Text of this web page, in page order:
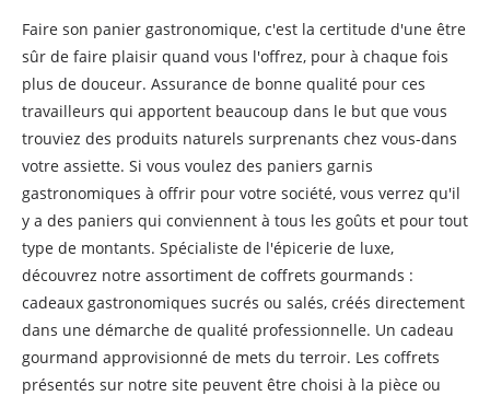
Faire son panier gastronomique, c'est la certitude d'une être
sûr de faire plaisir quand vous l'offrez, pour à chaque fois
plus de douceur. Assurance de bonne qualité pour ces
travailleurs qui apportent beaucoup dans le but que vous
trouviez des produits naturels surprenants chez vous-dans
votre assiette. Si vous voulez des paniers garnis
gastronomiques à offrir pour votre société, vous verrez qu'il
y a des paniers qui conviennent à tous les goûts et pour tout
type de montants. Spécialiste de l'épicerie de luxe,
découvrez notre assortiment de coffrets gourmands :
cadeaux gastronomiques sucrés ou salés, créés directement
dans une démarche de qualité professionnelle. Un cadeau
gourmand approvisionné de mets du terroir. Les coffrets
présentés sur notre site peuvent être choisi à la pièce ou